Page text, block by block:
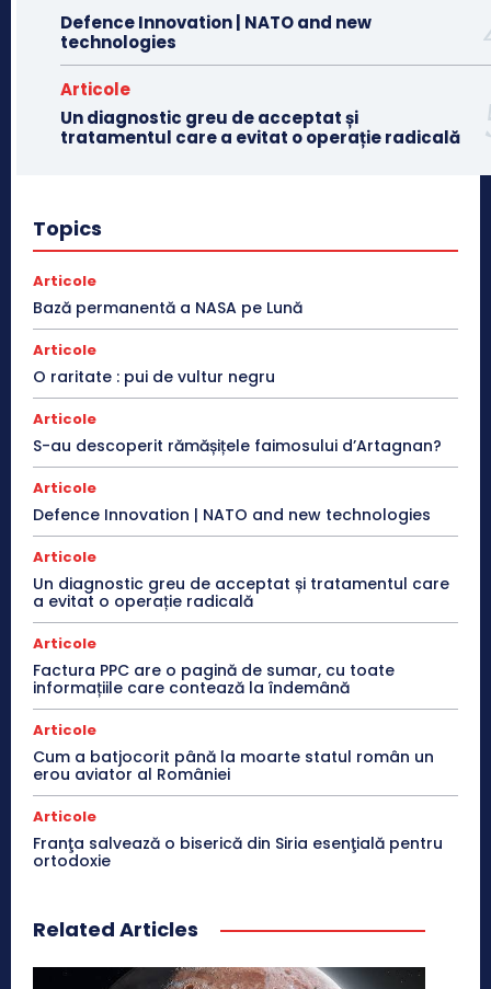
Defence Innovation | NATO and new
technologies
Articole
Un diagnostic greu de acceptat și
tratamentul care a evitat o operație radicală
Topics
Articole
Bază permanentă a NASA pe Lună
Articole
O raritate : pui de vultur negru
Articole
S-au descoperit rămășițele faimosului d’Artagnan?
Articole
Defence Innovation | NATO and new technologies
Articole
Un diagnostic greu de acceptat și tratamentul care
a evitat o operație radicală
Articole
Factura PPC are o pagină de sumar, cu toate
informațiile care contează la îndemână
Articole
Cum a batjocorit până la moarte statul român un
erou aviator al României
Articole
Franţa salvează o biserică din Siria esenţială pentru
ortodoxie
Related Articles